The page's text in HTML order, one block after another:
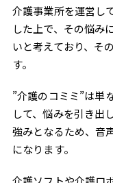
介護事業所を運営し
した上で、その悩み
いと考えており、そ
す。
”介護のコミミ”は単
して、悩みを引き出
強みとなるため、音
になります。